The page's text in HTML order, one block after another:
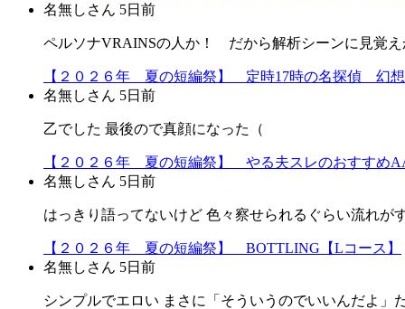
名無しさん 5日前
ペルソナVRAINSの人か！ だから解析シーンに見覚
【２０２６年 夏の短編祭】 定時17時の名探偵 幻想
名無しさん 5日前
乙でした 最後ので真顔になった（
【２０２６年 夏の短編祭】 やる夫スレのおすすめ
名無しさん 5日前
はっきり語ってないけど 色々察せられるぐらい流れが
【２０２６年 夏の短編祭】 BOTTLING【Lコース】
名無しさん 5日前
シンプルでエロい まさに「そういうのでいいんだよ」